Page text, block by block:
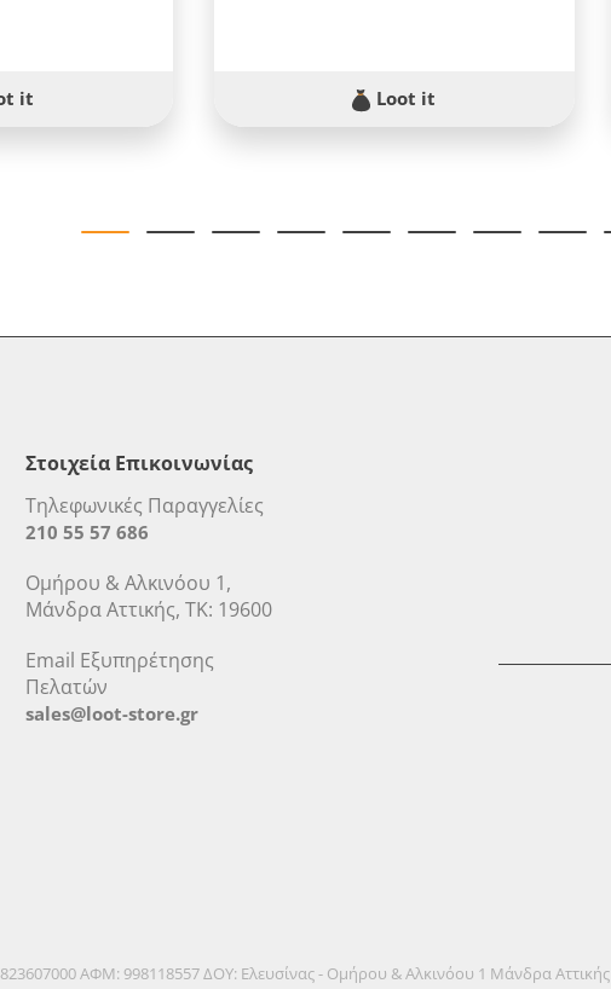
it Loot it
Στοιχεία Επικοινωνίας
Τηλεφωνικές Παραγγελίες
210 55 57 686
Ομήρου & Αλκινόου 1,
Μάνδρα Αττικής, ΤΚ: 19600
Email Εξυπηρέτησης
Πελατών
sales@loot-store.gr
ΑΦΜ: 998118557 ΔΟΥ: Ελευσίνας - Ομήρου & Αλκινόου 1 Μάνδρα Αττικής